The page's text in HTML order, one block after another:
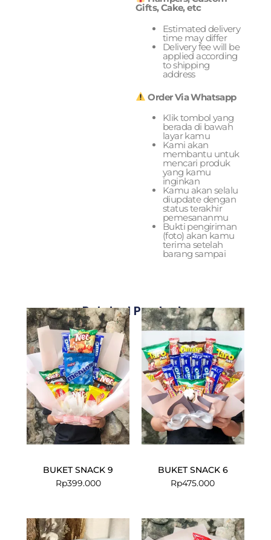
Gifts, Cake, etc
Estimated delivery
time may differ
Delivery fee will be
applied according
to shipping
address
Order Via Whatsapp
Klik tombol yang
berada di bawah
layar kamu
Kami akan
membantu untuk
mencari produk
yang kamu
inginkan
Kamu akan selalu
diupdate dengan
status terakhir
pemesananmu
Bukti pengiriman
(foto) akan kamu
terima setelah
barang sampai
Related Products
BUKET SNACK 9
Rp399.000
BUKET SNACK 6
Rp475.000